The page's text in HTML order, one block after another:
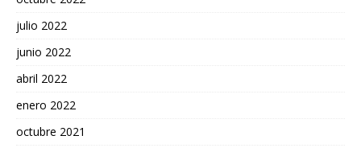
julio 2022
junio 2022
abril 2022
enero 2022
octubre 2021